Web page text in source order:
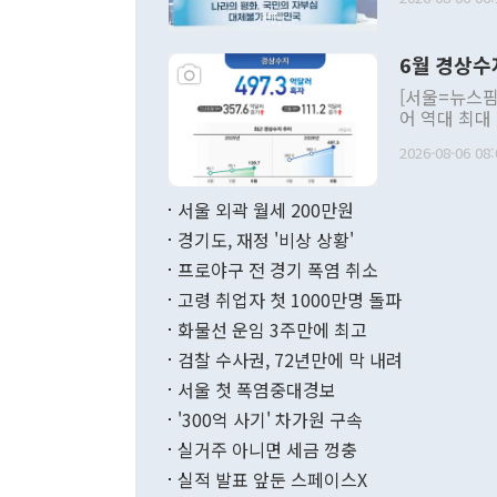
주의적 희망
관의 대북
관 부처 장
관의 무리한
다. [정동영 통일부 장관이 지난달 23일 오후 서울 종로구 정부서울청사에
무너졌다고
함께 4자 대
6월 경상
[서울=뉴스
어 역대 최
료=한국은행] 한국은행이 6일 발표한 '2026년 6월 국제수지(잠정)'
며 월간 기
196.9% 급
수출은
2026-08-06
서울 외곽 월세 200만원
경기도, 재정 '비상 상황'
프로야구 전 경기 폭염 취소
고령 취업자 첫 1000만명 돌파
화물선 운임 3주만에 최고
검찰 수사권, 72년만에 막 내려
서울 첫 폭염중대경보
'300억 사기' 차가원 구속
실거주 아니면 세금 껑충
실적 발표 앞둔 스페이스X